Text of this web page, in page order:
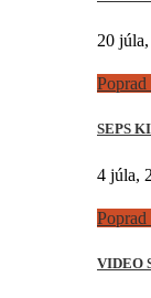
20
SEPS
4 júla,
VIDEO